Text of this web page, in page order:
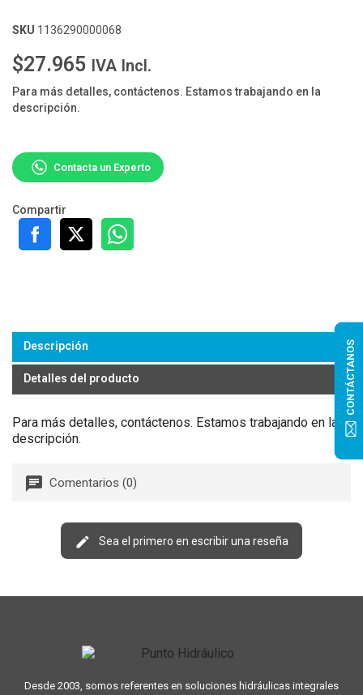
SKU 1136290000068
$27.965 IVA Incl.
Para más detalles, contáctenos. Estamos trabajando en la
descripción.
Contacta un Experto
Compartir
Descripción
Detalles del producto
Para más detalles, contáctenos. Estamos trabajando en la
descripción.
Comentarios (0)
Sea el primero en escribir una reseña
Desde 2003, somos referentes en soluciones hidráulicas integrales
CONTÁCTANOS